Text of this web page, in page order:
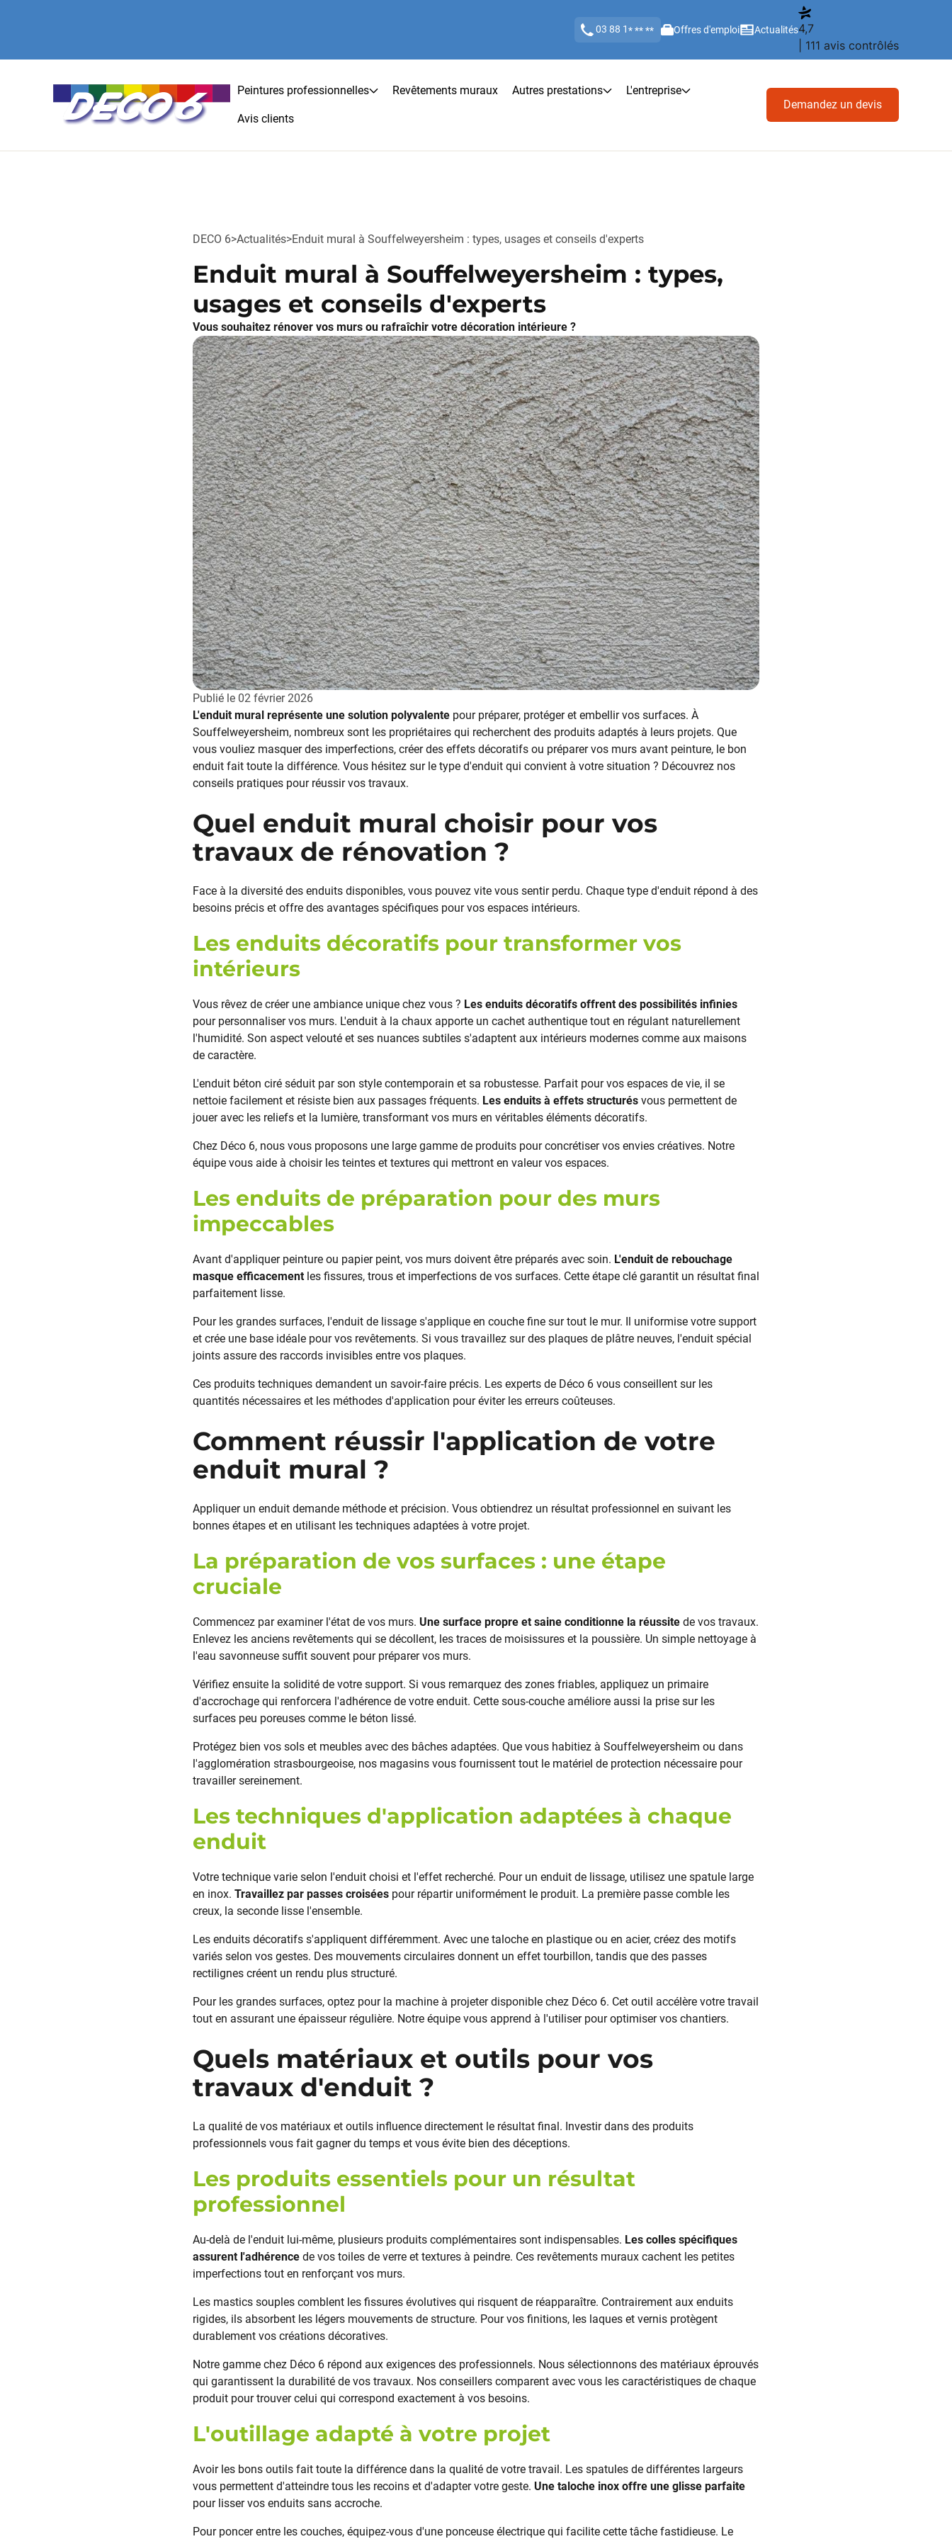
03 88 1* ** ** Offres d'emploi Actualités4,7
| 111 avis contrôlés
Peintures professionnelles Revêtements muraux Autres prestations L'entreprise
Avis clients
Demandez un devis
DECO 6>Actualités>Enduit mural à Souffelweyersheim : types, usages et conseils d'experts
Enduit mural à Souffelweyersheim : types,
usages et conseils d'experts
Vous souhaitez rénover vos murs ou rafraîchir votre décoration intérieure ?
Publié le 02 février 2026
L'enduit mural représente une solution polyvalente pour préparer, protéger et embellir vos surfaces. À
Souffelweyersheim, nombreux sont les propriétaires qui recherchent des produits adaptés à leurs projets. Que
vous vouliez masquer des imperfections, créer des effets décoratifs ou préparer vos murs avant peinture, le bon
enduit fait toute la différence. Vous hésitez sur le type d'enduit qui convient à votre situation ? Découvrez nos
conseils pratiques pour réussir vos travaux.
Quel enduit mural choisir pour vos
travaux de rénovation ?
Face à la diversité des enduits disponibles, vous pouvez vite vous sentir perdu. Chaque type d'enduit répond à des
besoins précis et offre des avantages spécifiques pour vos espaces intérieurs.
Les enduits décoratifs pour transformer vos
intérieurs
Vous rêvez de créer une ambiance unique chez vous ? Les enduits décoratifs offrent des possibilités infinies
pour personnaliser vos murs. L'enduit à la chaux apporte un cachet authentique tout en régulant naturellement
l'humidité. Son aspect velouté et ses nuances subtiles s'adaptent aux intérieurs modernes comme aux maisons
de caractère.
L'enduit béton ciré séduit par son style contemporain et sa robustesse. Parfait pour vos espaces de vie, il se
nettoie facilement et résiste bien aux passages fréquents. Les enduits à effets structurés vous permettent de
jouer avec les reliefs et la lumière, transformant vos murs en véritables éléments décoratifs.
Chez Déco 6, nous vous proposons une large gamme de produits pour concrétiser vos envies créatives. Notre
équipe vous aide à choisir les teintes et textures qui mettront en valeur vos espaces.
Les enduits de préparation pour des murs
impeccables
Avant d'appliquer peinture ou papier peint, vos murs doivent être préparés avec soin. L'enduit de rebouchage
masque efficacement les fissures, trous et imperfections de vos surfaces. Cette étape clé garantit un résultat final
parfaitement lisse.
Pour les grandes surfaces, l'enduit de lissage s'applique en couche fine sur tout le mur. Il uniformise votre support
et crée une base idéale pour vos revêtements. Si vous travaillez sur des plaques de plâtre neuves, l'enduit spécial
joints assure des raccords invisibles entre vos plaques.
Ces produits techniques demandent un savoir-faire précis. Les experts de Déco 6 vous conseillent sur les
quantités nécessaires et les méthodes d'application pour éviter les erreurs coûteuses.
Comment réussir l'application de votre
enduit mural ?
Appliquer un enduit demande méthode et précision. Vous obtiendrez un résultat professionnel en suivant les
bonnes étapes et en utilisant les techniques adaptées à votre projet.
La préparation de vos surfaces : une étape
cruciale
Commencez par examiner l'état de vos murs. Une surface propre et saine conditionne la réussite de vos travaux.
Enlevez les anciens revêtements qui se décollent, les traces de moisissures et la poussière. Un simple nettoyage à
l'eau savonneuse suffit souvent pour préparer vos murs.
Vérifiez ensuite la solidité de votre support. Si vous remarquez des zones friables, appliquez un primaire
d'accrochage qui renforcera l'adhérence de votre enduit. Cette sous-couche améliore aussi la prise sur les
surfaces peu poreuses comme le béton lissé.
Protégez bien vos sols et meubles avec des bâches adaptées. Que vous habitiez à Souffelweyersheim ou dans
l'agglomération strasbourgeoise, nos magasins vous fournissent tout le matériel de protection nécessaire pour
travailler sereinement.
Les techniques d'application adaptées à chaque
enduit
Votre technique varie selon l'enduit choisi et l'effet recherché. Pour un enduit de lissage, utilisez une spatule large
en inox. Travaillez par passes croisées pour répartir uniformément le produit. La première passe comble les
creux, la seconde lisse l'ensemble.
Les enduits décoratifs s'appliquent différemment. Avec une taloche en plastique ou en acier, créez des motifs
variés selon vos gestes. Des mouvements circulaires donnent un effet tourbillon, tandis que des passes
rectilignes créent un rendu plus structuré.
Pour les grandes surfaces, optez pour la machine à projeter disponible chez Déco 6. Cet outil accélère votre travail
tout en assurant une épaisseur régulière. Notre équipe vous apprend à l'utiliser pour optimiser vos chantiers.
Quels matériaux et outils pour vos
travaux d'enduit ?
La qualité de vos matériaux et outils influence directement le résultat final. Investir dans des produits
professionnels vous fait gagner du temps et vous évite bien des déceptions.
Les produits essentiels pour un résultat
professionnel
Au-delà de l'enduit lui-même, plusieurs produits complémentaires sont indispensables. Les colles spécifiques
assurent l'adhérence de vos toiles de verre et textures à peindre. Ces revêtements muraux cachent les petites
imperfections tout en renforçant vos murs.
Les mastics souples comblent les fissures évolutives qui risquent de réapparaître. Contrairement aux enduits
rigides, ils absorbent les légers mouvements de structure. Pour vos finitions, les laques et vernis protègent
durablement vos créations décoratives.
Notre gamme chez Déco 6 répond aux exigences des professionnels. Nous sélectionnons des matériaux éprouvés
qui garantissent la durabilité de vos travaux. Nos conseillers comparent avec vous les caractéristiques de chaque
produit pour trouver celui qui correspond exactement à vos besoins.
L'outillage adapté à votre projet
Avoir les bons outils fait toute la différence dans la qualité de votre travail. Les spatules de différentes largeurs
vous permettent d'atteindre tous les recoins et d'adapter votre geste. Une taloche inox offre une glisse parfaite
pour lisser vos enduits sans accroche.
Pour poncer entre les couches, équipez-vous d'une ponceuse électrique qui facilite cette tâche fastidieuse. Le